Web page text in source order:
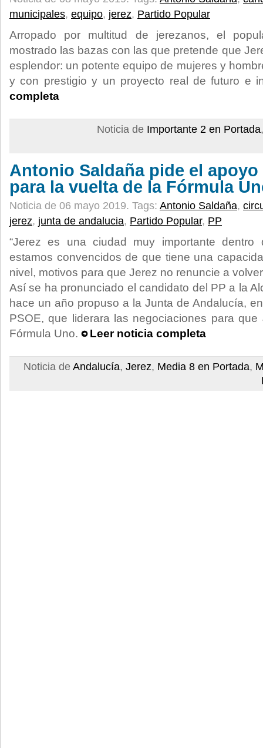
municipales, equipo, jerez, Partido Popular
Arropado por multitud de jerezanos, el
mostrado las bazas con las que pretende que
esplendor: un potente equipo de mujeres y
y con prestigio y un proyecto real de futuro e
completa
Noticia de Importante 2 en Portada
Antonio Saldaña pide el
para la vuelta de la Fórmula
Noticia de 06 mayo 2019. Tags: Antonio Saldaña,
jerez, junta de andalucia, Partido Popular, PP
“Jerez es una ciudad muy importante
estamos convencidos de que tiene una
nivel, motivos para que Jerez no renuncie a
Así se ha pronunciado el candidato del PP a la
hace un año propuso a la Junta de Andalucía,
PSOE, que liderara las negociaciones para
Fórmula Uno.
Leer noticia completa
Noticia de Andalucía, Jerez, Media 8 en Portada,